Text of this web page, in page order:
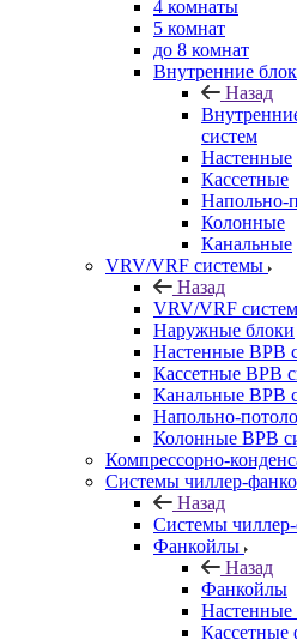
4 комнаты
5 комнат
до 8 комнат
Внутренние
Назад
систем
Настенные
Кассетные
Напольно-
Колонные
Канальные
VRV/VRF системы
Назад
VRV/VRF
Наружные блоки
Настенные ВРВ
Кассетные ВРВ
Канальные ВРВ
Напольно-
Колонные ВРВ
Компрессорно-
Системы чиллер-
Назад
Системы
Фанкойлы
Назад
Фанкойлы
Кассетные